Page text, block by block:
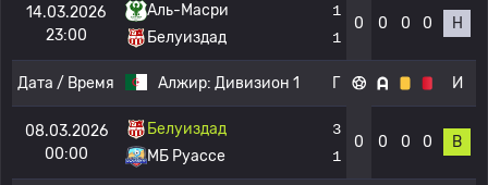
14.03.2026
23:00
Аль-Масри
Белуиздад
1
1
0 0 0 0 Н
Дата / Время Алжир: Дивизион 1 Г И
08.03.2026
00:00
Белуиздад
МБ Руассе
3
1
0 0 0 0 В